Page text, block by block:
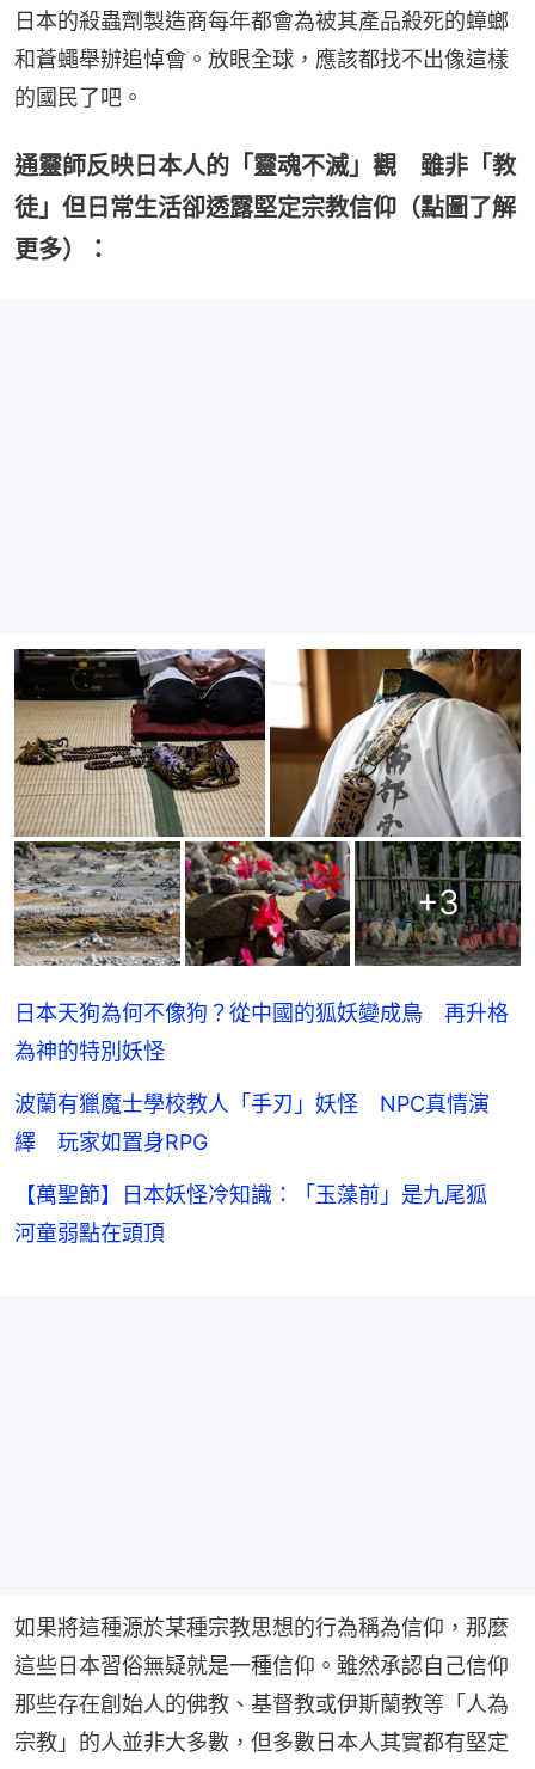
日本的殺蟲劑製造商每年都會為被其產品殺死的蟑螂
和蒼蠅舉辦追悼會。放眼全球，應該都找不出像這樣
的國民了吧。
通靈師反映日本人的「靈魂不滅」觀 雖非「教
徒」但日常生活卻透露堅定宗教信仰（點圖了解
更多）：
+3
日本天狗為何不像狗？從中國的狐妖變成鳥 再升格
為神的特別妖怪
波蘭有獵魔士學校教人「手刃」妖怪 NPC真情演
繹 玩家如置身RPG
【萬聖節】日本妖怪冷知識：「玉藻前」是九尾狐
河童弱點在頭頂
如果將這種源於某種宗教思想的行為稱為信仰，那麼
這些日本習俗無疑就是一種信仰。雖然承認自己信仰
那些存在創始人的佛教、基督教或伊斯蘭教等「人為
宗教」的人並非大多數，但多數日本人其實都有堅定